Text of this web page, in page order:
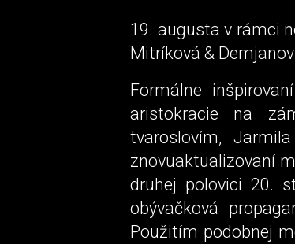
19. augusta v rámci
Mitríková &
Formálne
aristokracie na
tvaroslovím,
znovuaktualizovaní
druhej polovici 20.
obývačková
Použitím podobnej